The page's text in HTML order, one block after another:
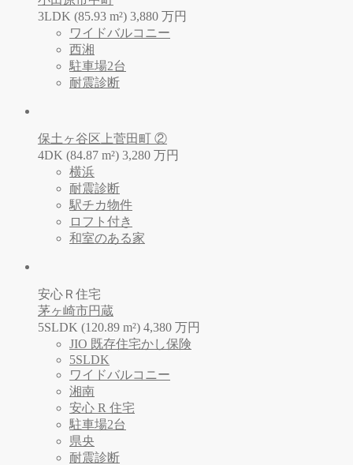
3LDK (85.93 m²) 3,880 万円
ワイドバルコニー
西湘
駐車場2台
耐震診断
保土ヶ谷区上菅田町 ②
4DK (84.87 m²) 3,280 万円
横浜
耐震診断
駅チカ物件
ロフト付き
和室のある家
安心Ｒ住宅
茅ヶ崎市円蔵
5SLDK (120.89 m²) 4,380 万円
JIO 既存住宅かし保険
5SLDK
ワイドバルコニー
湘南
安心 R 住宅
駐車場2台
県央
耐震診断